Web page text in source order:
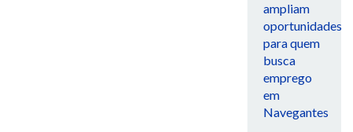
ampliam
oportunidades
para quem
busca
emprego
em
Navegantes